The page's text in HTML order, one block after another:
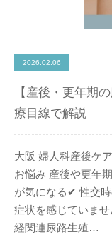
2026.02.06
【産後・更年期
療目線で解説
大阪 婦人科産後ケ
お悩み 産後や更年
が気になる✔ 性交
症状を感じていま
経関連尿路生殖…